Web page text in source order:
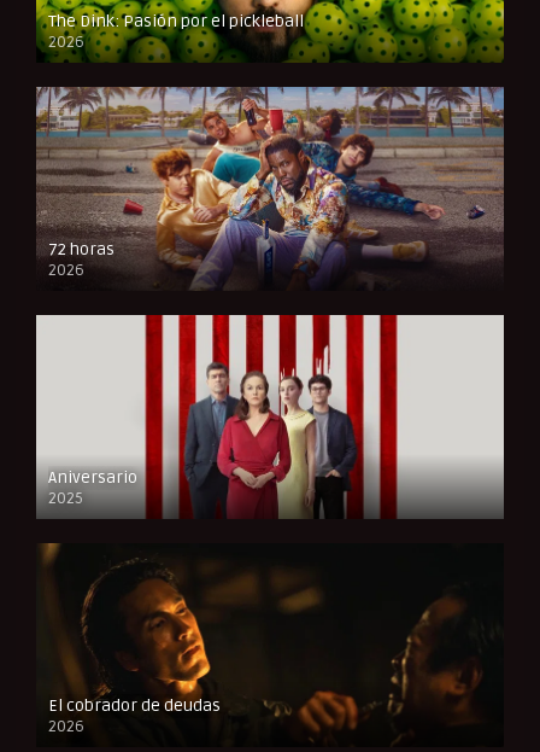
The Dink: Pasión por el pickleball
2026
FULL HD
72 horas
2026
FULL HD
Aniversario
2025
FULL HD
El cobrador de deudas
2026
FULL HD